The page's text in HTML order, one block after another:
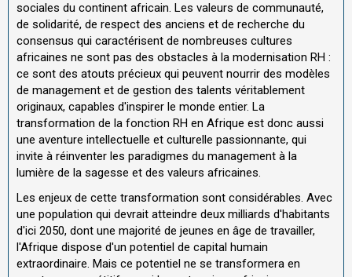
sociales du continent africain. Les valeurs de communauté,
de solidarité, de respect des anciens et de recherche du
consensus qui caractérisent de nombreuses cultures
africaines ne sont pas des obstacles à la modernisation RH :
ce sont des atouts précieux qui peuvent nourrir des modèles
de management et de gestion des talents véritablement
originaux, capables d'inspirer le monde entier. La
transformation de la fonction RH en Afrique est donc aussi
une aventure intellectuelle et culturelle passionnante, qui
invite à réinventer les paradigmes du management à la
lumière de la sagesse et des valeurs africaines.
Les enjeux de cette transformation sont considérables. Avec
une population qui devrait atteindre deux milliards d'habitants
d'ici 2050, dont une majorité de jeunes en âge de travailler,
l'Afrique dispose d'un potentiel de capital humain
extraordinaire. Mais ce potentiel ne se transformera en